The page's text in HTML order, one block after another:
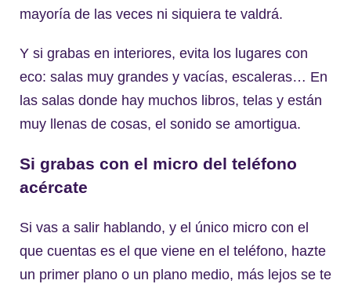
mayoría de las veces ni siquiera te valdrá.
Y si grabas en interiores, evita los lugares con
eco: salas muy grandes y vacías, escaleras… En
las salas donde hay muchos libros, telas y están
muy llenas de cosas, el sonido se amortigua.
Si grabas con el micro del teléfono
acércate
Si vas a salir hablando, y el único micro con el
que cuentas es el que viene en el teléfono, hazte
un primer plano o un plano medio, más lejos se te